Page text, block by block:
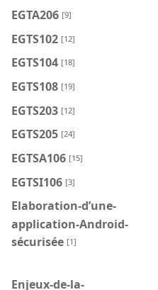
EGTA206 [9]
EGTS102 [12]
EGTS104 [18]
EGTS108 [19]
EGTS203 [12]
EGTS205 [24]
EGTSA106 [15]
EGTSI106 [3]
Elaboration-d’une-
application-Android-
sécurisée [1]
Enjeux-de-la-